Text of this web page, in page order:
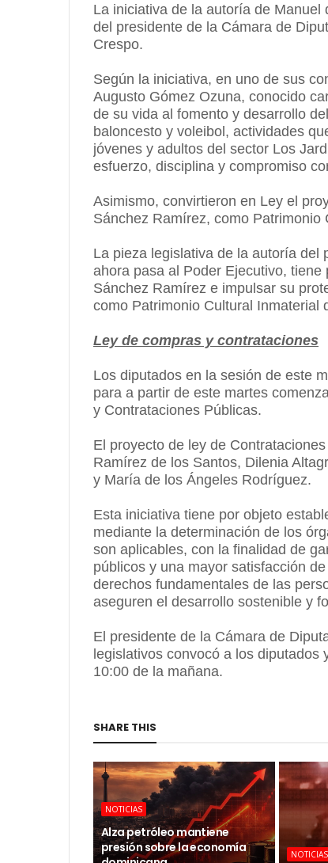
La iniciativa de la autoría de
del presidente de la Cámara de
Crespo.
Según la iniciativa, en uno de sus
Augusto Gómez Ozuna, conocido
de su vida al fomento y desarrollo
baloncesto y voleibol, actividades
jóvenes y adultos del sector Los
esfuerzo, disciplina y compromiso
Asimismo, convirtieron en Ley el
Sánchez Ramírez, como
La pieza legislativa de la autoría del
ahora pasa al Poder Ejecutivo,
Sánchez Ramírez e impulsar su
como Patrimonio Cultural Inmaterial
Ley de compras y contrataciones
Los diputados en la sesión de este
para a partir de este martes
y Contrataciones Públicas.
El proyecto de ley de
Ramírez de los Santos, Dilenia
y María de los Ángeles Rodríguez.
Esta iniciativa tiene por objeto
mediante la determinación de los
son aplicables, con la finalidad de
públicos y una mayor satisfacción
derechos fundamentales de las
aseguren el desarrollo sostenible y
El presidente de la Cámara de
legislativos convocó a los diputados
10:00 de la mañana.
SHARE THIS
NOTICIAS
Alza petróleo mantiene
presión sobre la economía
NOTICIAS